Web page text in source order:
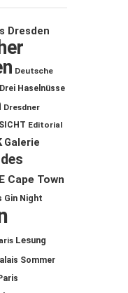
Dresden
Deutsche
Drei Haselnüsse
Dresdner
Editorial
Galerie
Cape Town
Gin Night
Lesung
Sommer